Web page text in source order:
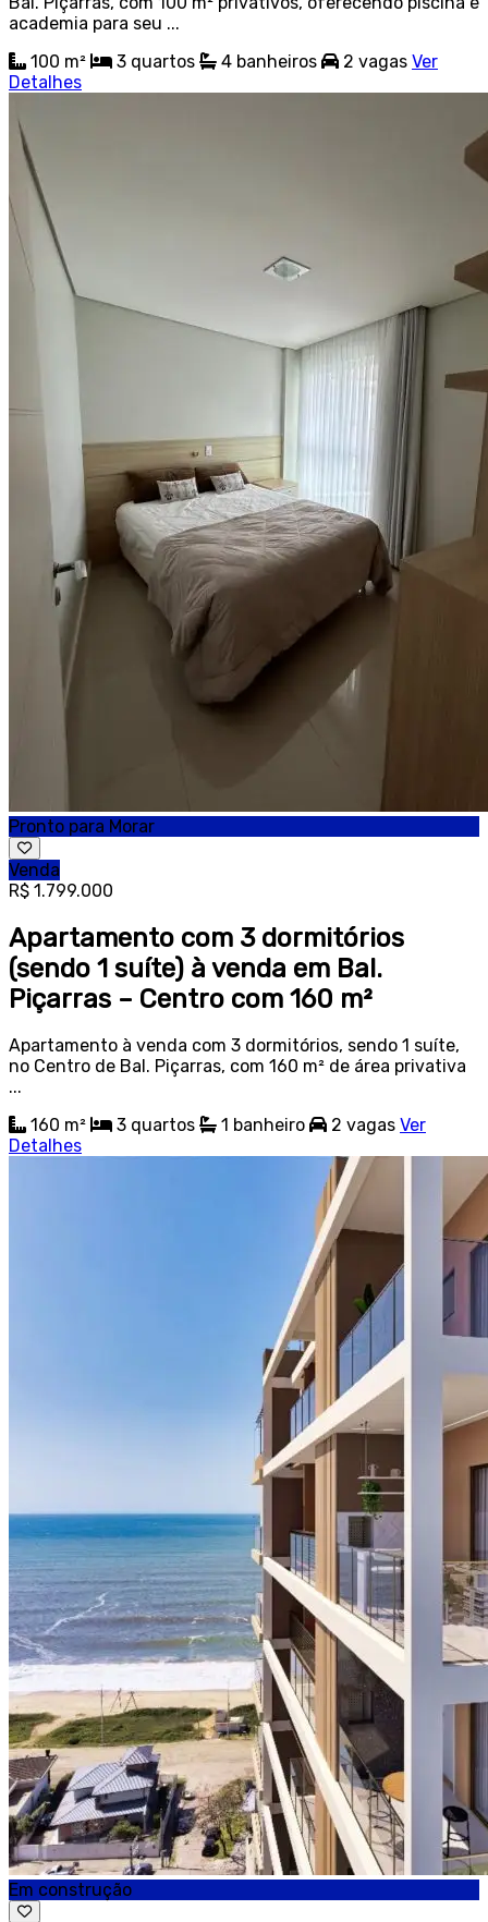
academia para seu ...
100 m²
3 quartos 4 banheiros 2 vagas Ver
Detalhes
Pronto para Morar
Venda
R$ 1.799.000
Apartamento com 3 dormitórios
(sendo 1 suíte) à venda em Bal.
Piçarras – Centro com 160 m²
Apartamento à venda com 3 dormitórios, sendo 1 suíte,
no Centro de Bal. Piçarras, com 160 m² de área privativa
...
160 m²
3 quartos 1 banheiro 2 vagas Ver
Detalhes
Em construção